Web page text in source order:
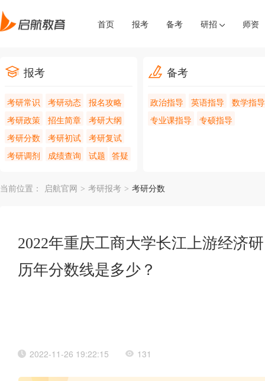
首页 报考 备考 研招 师资
报考
考研常识 考研动态
报名攻略
考研政策
招生简章
考研大纲
考研分数
考研初试
考研复试
考研调剂
成绩查询 试题 答疑
备考
政治指导 英语指导
数学指导
专业课指导
专硕指导
当前位置： 启航官网 > 考研报考 > 考研分数
2022年重庆工商大学长江上游经济
历年分数线是多少？
2022-11-26 19:22:15 131